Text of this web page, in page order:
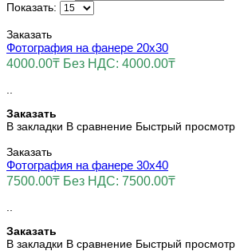
Показать:
Заказать
Фотография на фанере 20х30
4000.00₸ Без НДС: 4000.00₸
Заказать
В закладки В сравнение Быстрый просмотр
Заказать
Фотография на фанере 30х40
7500.00₸ Без НДС: 7500.00₸
Заказать
В закладки В сравнение Быстрый просмотр